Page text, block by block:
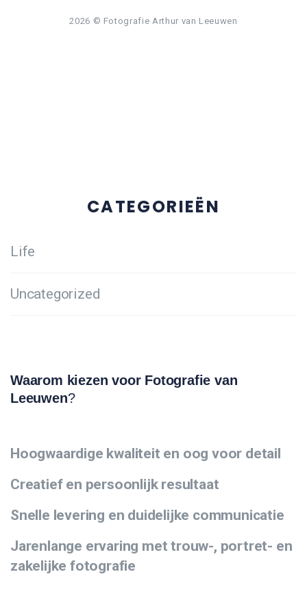
2026 © Fotografie Arthur van Leeuwen
CATEGORIEËN
Life
Uncategorized
Waarom kiezen voor Fotografie van
Leeuwen?
Hoogwaardige kwaliteit en oog voor detail
Creatief en persoonlijk resultaat
Snelle levering en duidelijke communicatie
Jarenlange ervaring met trouw-, portret- en
zakelijke fotografie